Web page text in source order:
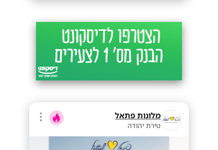
מלונות פתאל
טירת יהודה